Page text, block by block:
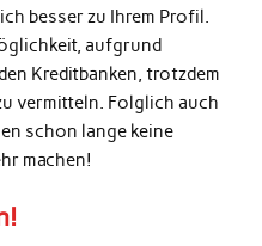
besser zu Ihrem Profil.
aufgrund
Kreditbanken, trotzdem
vermitteln. Folglich auch
schon lange keine
machen!